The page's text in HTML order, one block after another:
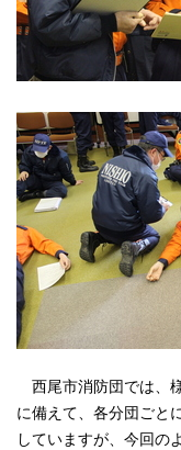
西尾市消防団では、
に備えて、各分団ごと
していますが、今回の